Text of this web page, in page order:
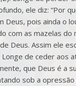
ele diz: “Por
pois ainda o
com as mazelas
Deus. Assim ele
Longe de ceder
que Deus é a
sob a